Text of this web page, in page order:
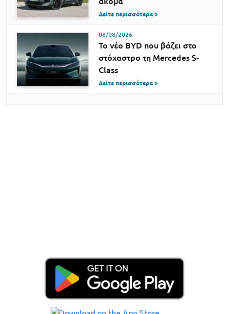
Δείτε περισσότερα >
08/08/2026
Το νέο BYD που βάζει στο
στόχαστρο τη Mercedes S-
Class
Δείτε περισσότερα >